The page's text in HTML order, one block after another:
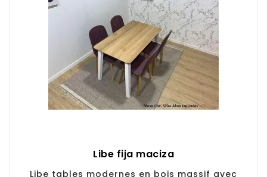
Libe fija maciza
Libe tables modernes en bois massif avec